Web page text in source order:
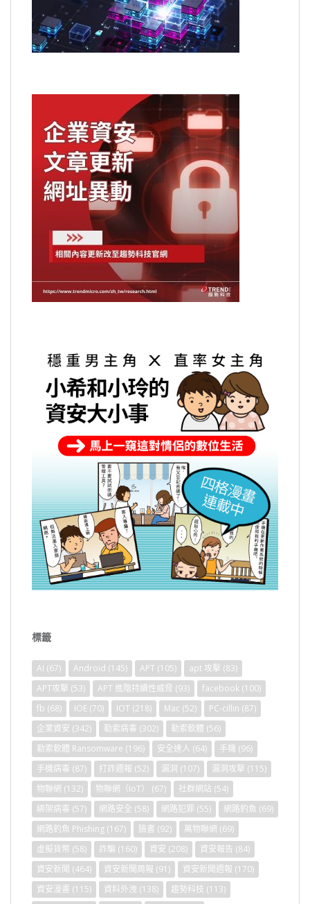
標籤
AI (67) Android (145) APT (105) apt 攻擊 (83)
APT攻擊 (53) APT 進階持續性威脅 (93) facebook (100)
fb (68) IOE (70) IOT (218) Mac (52) PC-cillin (87)
企業資安 (342) 勒索病毒 (302) 勒索軟體 (56)
勒索軟體 Ransomware (196) 安全達人 (64) 手機 (96)
手機病毒 (87) 打詐週報 (52) 漏洞 (107) 漏洞攻擊 (115)
物聯網 (132) 物聯網（IoT） (67) 社群網站 (54)
綁架病毒 (57) 網路安全 (58) 網路犯罪 (55) 網路釣魚 (69)
網路釣魚 Phishing (167) 臉書 (92) 萬物聯網 (69)
虛擬貨幣 (58) 詐騙 (160) 資安 (208) 資安報告 (84)
資安新聞 (464) 資安新聞周報 (91) 資安新聞週報 (170)
資安漫畫 (115) 資料外洩 (138) 趨勢科技 (113)